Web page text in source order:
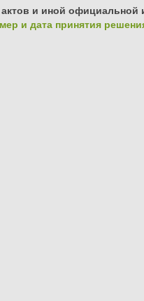
и иной официальной
и дата принятия